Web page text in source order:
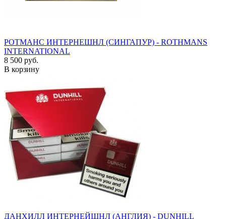
РОТМАНС ИНТЕРНЕШНЛ (СИНГАПУР) - ROTHMANS
INTERNATIONAL
8 500 руб.
В корзину
ДАНХИЛЛ ИНТЕРНЕЙШНЛ (АНГЛИЯ) - DUNHILL